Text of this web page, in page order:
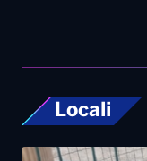
Locali